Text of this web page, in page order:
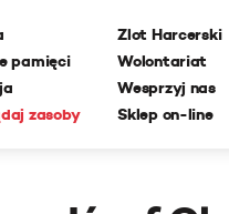
pamięci
zasoby
Zlot Harcerski
Wolontariat
Wesprzyj nas
Sklep on-line